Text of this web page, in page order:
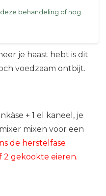
je haast hebt is dit
voedzaam ontbijt.
+ 1 el kaneel, je
mixen voor een
de herstelfase
2 gekookte eieren.
behandeling of nog